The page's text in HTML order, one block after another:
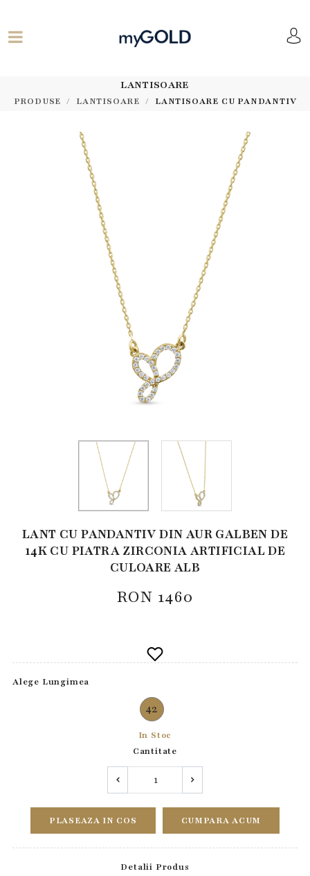
LANTISOARE
PRODUSE LANTISOARE LANTISOARE CU PANDANTIV
LANT CU PANDANTIV DIN AUR GALBEN DE
14K CU PIATRA ZIRCONIA ARTIFICIAL DE
CULOARE ALB
RON 1460
Alege Lungimea
42
In Stoc
Cantitate
PLASEAZA IN COS CUMPARA ACUM
Detalii Produs